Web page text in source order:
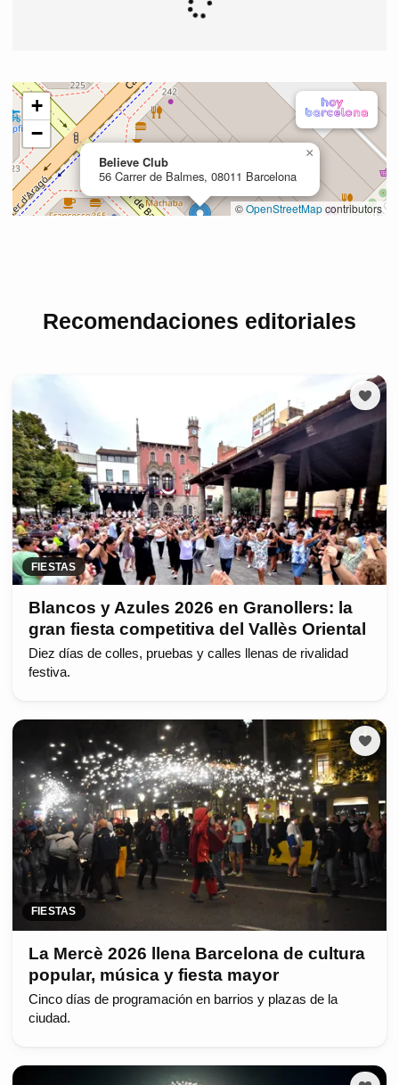
Recomendaciones editoriales
FIESTAS
Blancos y Azules 2026 en Granollers: la
gran fiesta competitiva del Vallès Oriental
Diez días de colles, pruebas y calles llenas de rivalidad
festiva.
FIESTAS
La Mercè 2026 llena Barcelona de cultura
popular, música y fiesta mayor
Cinco días de programación en barrios y plazas de la
ciudad.